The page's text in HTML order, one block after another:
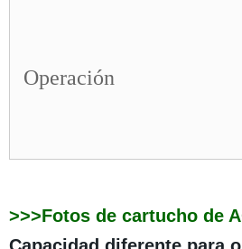
Operación
>>>Fotos de cartucho de